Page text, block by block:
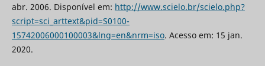
abr. 2006. Disponível em: http://www.scielo.br/scielo.php?
script=sci_arttext&pid=S0100-
15742006000100003&lng=en&nrm=iso. Acesso em: 15 jan.
2020.